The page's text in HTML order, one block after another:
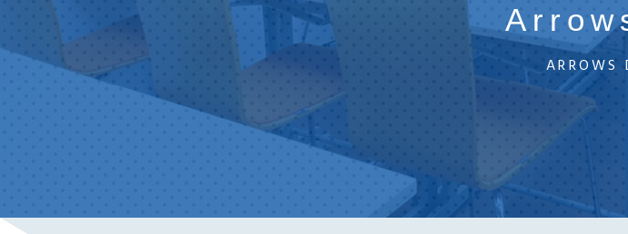
ARROWS